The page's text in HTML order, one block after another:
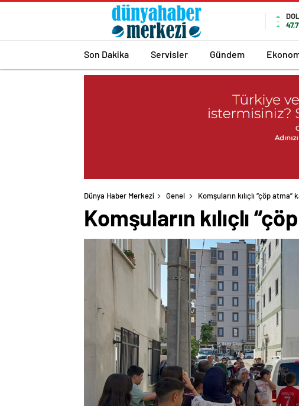
Son Dakika Servisler Gündem
Dünya Haber Merkezi Genel Komşuların kılıçlı “çöp atma”
Komşuların kılıçlı